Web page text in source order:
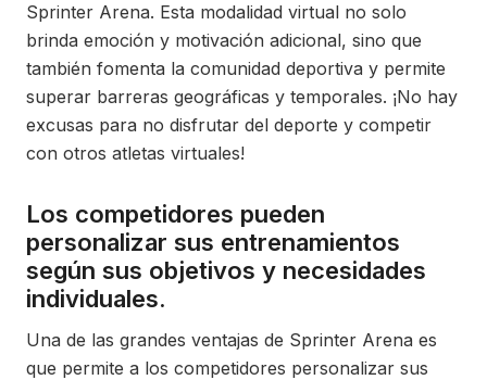
Sprinter Arena. Esta modalidad virtual no solo
brinda emoción y motivación adicional, sino que
también fomenta la comunidad deportiva y permite
superar barreras geográficas y temporales. ¡No hay
excusas para no disfrutar del deporte y competir
con otros atletas virtuales!
Los competidores pueden
personalizar sus entrenamientos
según sus objetivos y necesidades
individuales.
Una de las grandes ventajas de Sprinter Arena es
que permite a los competidores personalizar sus